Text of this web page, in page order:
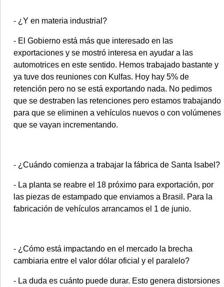
- ¿Y en materia industrial?
- El Gobierno está más que interesado en las
exportaciones y se mostró interesa en ayudar a las
automotrices en este sentido. Hemos trabajado bastante y
ya tuve dos reuniones con Kulfas. Hoy hay 5% de
retención pero no se está exportando nada. No pedimos
que se destraben las retenciones pero estamos trabajando
para que se eliminen a vehículos nuevos o con volúmenes
que se vayan incrementando.
- ¿Cuándo comienza a trabajar la fábrica de Santa Isabel?
- La planta se reabre el 18 próximo para exportación, por
las piezas de estampado que enviamos a Brasil. Para la
fabricación de vehículos arrancamos el 1 de junio.
- ¿Cómo está impactando en el mercado la brecha
cambiaria entre el valor dólar oficial y el paralelo?
- La duda es cuánto puede durar. Esto genera distorsiones